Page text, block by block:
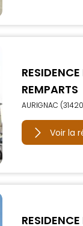
RESIDENCE
REMPARTS
AURIGNAC
Voir la
RESIDENCE